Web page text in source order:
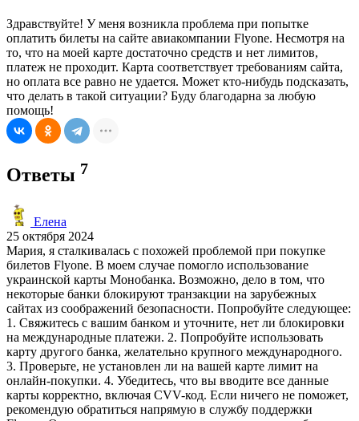
Здравствуйте! У меня возникла проблема при попытке
оплатить билеты на сайте авиакомпании Flyone. Несмотря на
то, что на моей карте достаточно средств и нет лимитов,
платеж не проходит. Карта соответствует требованиям сайта,
но оплата все равно не удается. Может кто-нибудь подсказать,
что делать в такой ситуации? Буду благодарна за любую
помощь!
Ответы 7
Елена
25 октября 2024
Мария, я сталкивалась с похожей проблемой при покупке
билетов Flyone. В моем случае помогло использование
украинской карты Монобанка. Возможно, дело в том, что
некоторые банки блокируют транзакции на зарубежных
сайтах из соображений безопасности. Попробуйте следующее:
1. Свяжитесь с вашим банком и уточните, нет ли блокировки
на международные платежи. 2. Попробуйте использовать
карту другого банка, желательно крупного международного.
3. Проверьте, не установлен ли на вашей карте лимит на
онлайн-покупки. 4. Убедитесь, что вы вводите все данные
карты корректно, включая CVV-код. Если ничего не поможет,
рекомендую обратиться напрямую в службу поддержки